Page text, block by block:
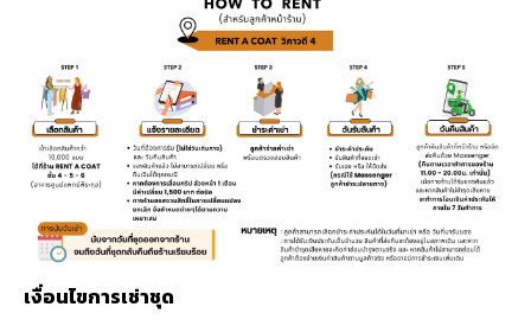
เงื่อนไขการเช่าชุด